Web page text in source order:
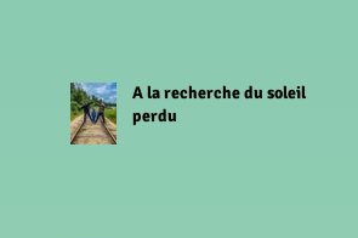
A la recherche du soleil
perdu